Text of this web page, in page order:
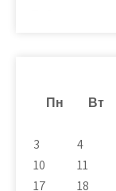
Пн
Вт
3
4
10
11
17
18